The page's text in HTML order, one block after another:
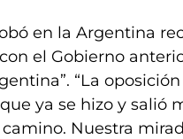
en la Argentina
el Gobierno
“La
ya se hizo y salió
Nuestra